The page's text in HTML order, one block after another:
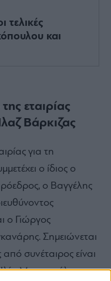
τελικές
και
εταιρίας
Βάρκιζας
για τη
ο ίδιος ο
ο Βαγγέλης
ο Γιώργος
Σημειώνεται
συνέταιρος είναι
Ηλία Μαροσούλη.